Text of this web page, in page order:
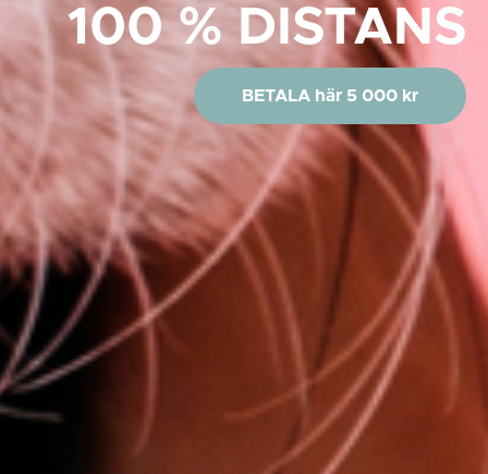
100 % DISTANS
BETALA här 5 000 kr